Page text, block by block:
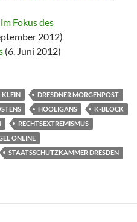
Fokus des
2012)
(6. Juni 2012)
KLEIN
DRESDNER MORGENPOST
HOOLIGANS
K-BLOCK
RECHTSEXTREMISMUS
ONLINE
STAATSSCHUTZKAMMER DRESDEN